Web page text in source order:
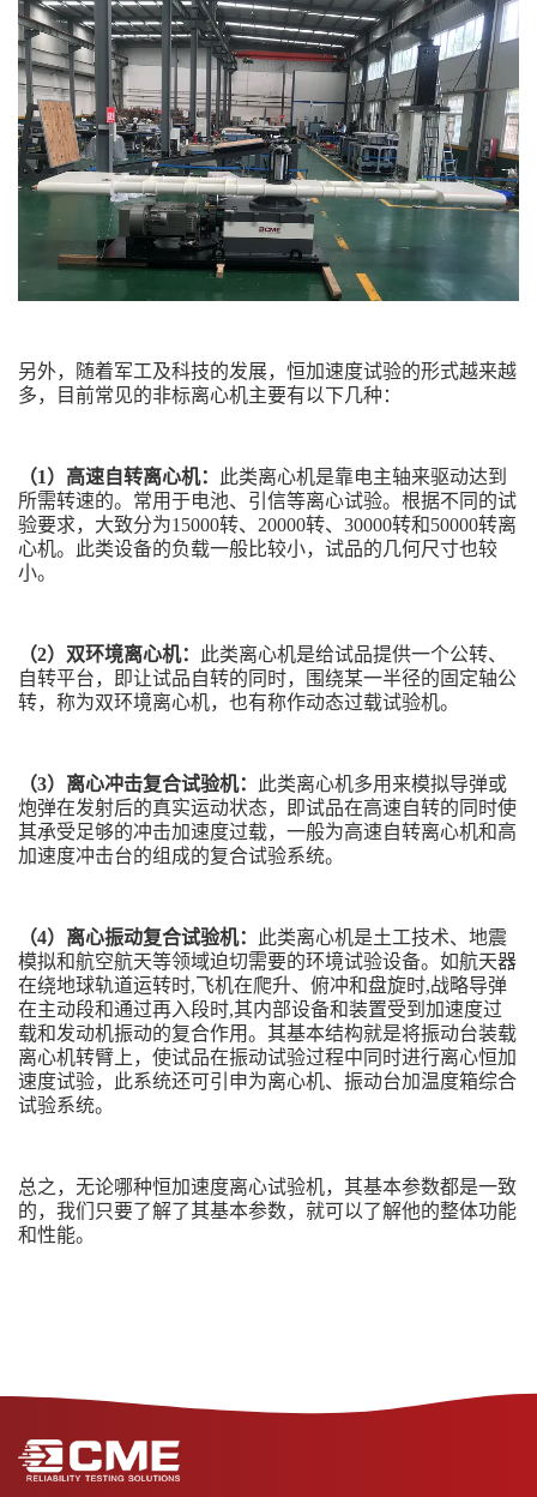
另外，随着军工及科技的发展，恒加速度试验的形式越来越
多，目前常见的非标离心机主要有以下几种：
（1）高速自转离心机：
此类离心机是靠电主轴来驱动达到
所需转速的。常用于电池、引信等离心试验。根据不同的试
验要求，大致分为15000转、20000转、30000转和50000转离
心机。此类设备的负载一般比较小，试品的几何尺寸也较
小。
（2）双环境离心机：
此类离心机是给试品提供一个公转、
自转平台，即让试品自转的同时，围绕某一半径的固定轴公
转，称为双环境离心机，也有称作动态过载试验机。
（3）离心冲击复合试验机：
此类离心机多用来模拟导弹或
炮弹在发射后的真实运动状态，即试品在高速自转的同时使
其承受足够的冲击加速度过载，一般为高速自转离心机和高
加速度冲击台的组成的复合试验系统。
（4）离心振动复合试验机：
此类离心机是土工技术、地震
模拟和航空航天等领域迫切需要的环境试验设备。如航天器
在绕地球轨道运转时,飞机在爬升、俯冲和盘旋时,战略导弹
在主动段和通过再入段时,其内部设备和装置受到加速度过
载和发动机振动的复合作用。其基本结构就是将振动台装载
离心机转臂上，使试品在振动试验过程中同时进行离心恒加
速度试验，此系统还可引申为离心机、振动台加温度箱综合
试验系统。
总之，无论哪种恒加速度离心试验机，其基本参数都是一致
的，我们只要了解了其基本参数，就可以了解他的整体功能
和性能。